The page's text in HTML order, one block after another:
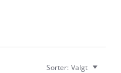
Sorter: Valgt